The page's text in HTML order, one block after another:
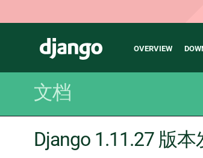
Django
Main
OVERVIEW
文档
Django 1.11.27 版本